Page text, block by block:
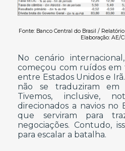
Fonte: Banco Central do Brasil /
Elaboração: AE/
No cenário
começou com ruídos
entre Estados Unidos e
não se traduziram em
Tivemos, inclusive,
direcionados a navios
que serviram para
negociações. Contudo,
para escalar a batalha.